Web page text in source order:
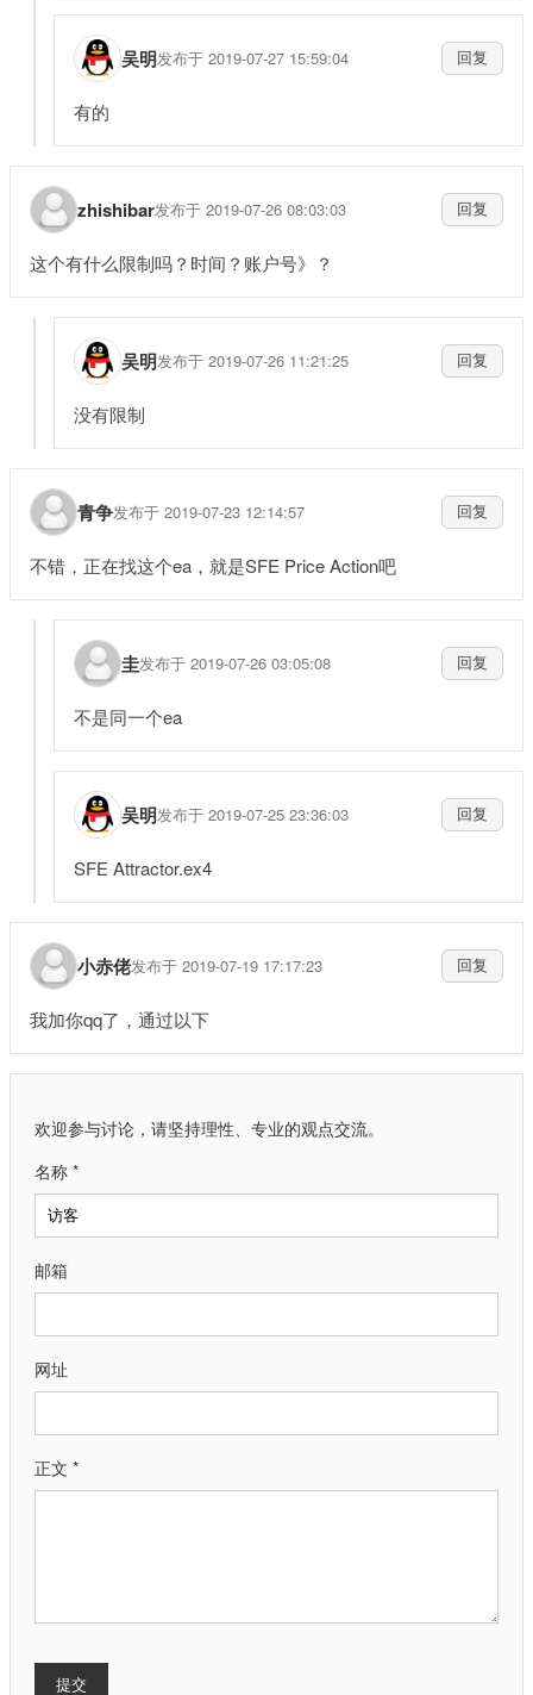
吴明发布于 2019-07-27 15:59:04 回复
有的
zhishibar发布于 2019-07-26 08:03:03 回复
这个有什么限制吗？时间？账户号》？
吴明发布于 2019-07-26 11:21:25 回复
没有限制
青争发布于 2019-07-23 12:14:57 回复
不错，正在找这个ea，就是SFE Price Action吧
圭发布于 2019-07-26 03:05:08 回复
不是同一个ea
吴明发布于 2019-07-25 23:36:03 回复
SFE Attractor.ex4
小赤佬发布于 2019-07-19 17:17:23 回复
我加你qq了，通过以下
欢迎参与讨论，请坚持理性、专业的观点交流。
名称 *
邮箱
网址
正文 *
提交